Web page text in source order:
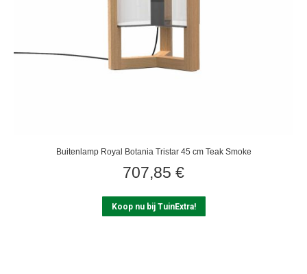
Buitenlamp Royal Botania Tristar 45 cm Teak Smoke
707,85 €
Koop nu bij TuinExtra!